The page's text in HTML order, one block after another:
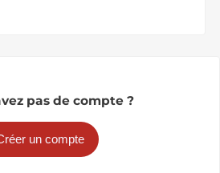
pas de compte ?
un compte